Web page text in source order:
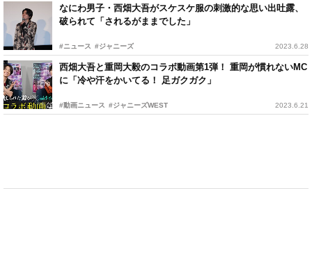
なにわ男子・西畑大吾がスケスケ服の刺激的な思い出吐露、
破られて「されるがままでした」
#ニュース #ジャニーズ 2023.6.28
西畑大吾と重岡大毅のコラボ動画第1弾！ 重岡が慣れないMC
に「冷や汗をかいてる！ 足ガクガク」
#動画ニュース #ジャニーズWEST 2023.6.21